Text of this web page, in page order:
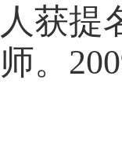
人获提
师。